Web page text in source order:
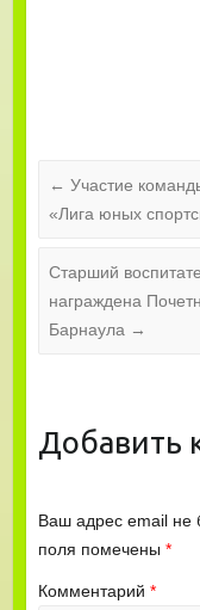
← Участие
«Лига юных
Старший
награждена
Барнаула →
Добавить
Ваш адрес email не
поля помечены *
Комментарий *